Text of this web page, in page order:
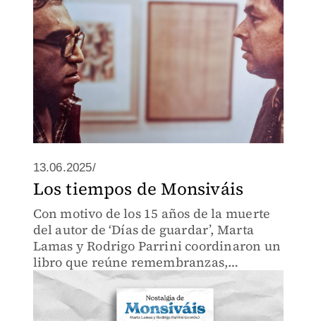
13.06.2025/
Los tiempos de Monsiváis
Con motivo de los 15 años de la muerte
del autor de ‘Días de guardar’, Marta
Lamas y Rodrigo Parrini coordinaron un
libro que reúne remembranzas,
anécdotas, reflexiones que destacan su
personalidad e incesante actividad
intelectual.